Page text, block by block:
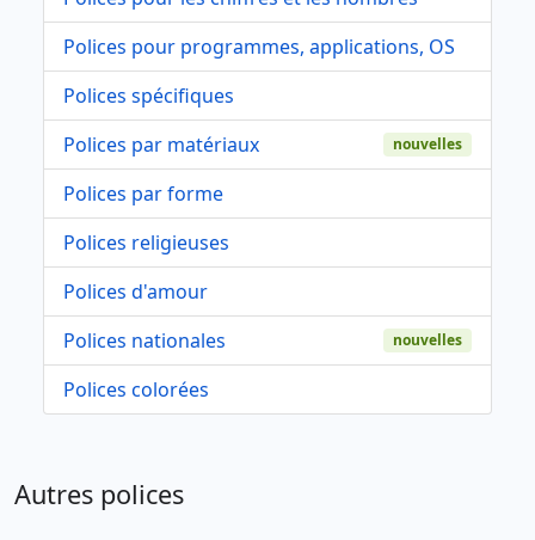
Polices pour programmes, applications, OS
Polices spécifiques
Polices par matériaux
nouvelles
Polices par forme
Polices religieuses
Polices d'amour
Polices nationales
nouvelles
Polices colorées
Autres polices